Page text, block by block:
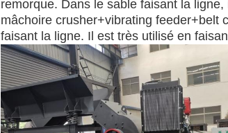
remorque. Dans le sable faisant la
mâchoire crusher+vibrating feeder+belt
faisant la ligne. Il est très utilisé en